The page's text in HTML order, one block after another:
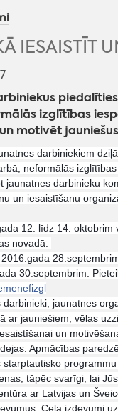
IESAISTĪT
izglītības
motivēt
darbiniekiem
neformālās
jaunatnes darbinieku
un iesaistīšanu
12. līdz 14. oktobrim
novadā.
30.septembrim.
jaunatnes
ar jauniešiem, vēlas
un
Apmācības
tāpēc svarīgi, lai
ar Latvijas un
Ceļa izdevumi